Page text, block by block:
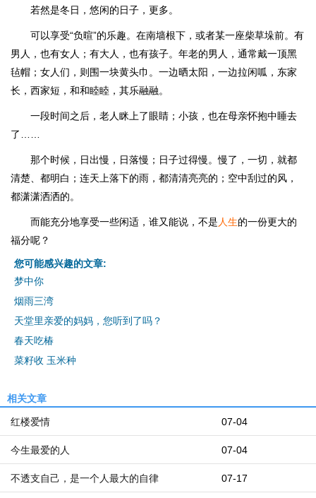
若然是冬日，悠闲的日子，更多。
可以享受“负暄”的乐趣。在南墙根下，或者某一座柴草垛前。有
男人，也有女人；有大人，也有孩子。年老的男人，通常戴一顶黑
毡帽；女人们，则围一块黄头巾。一边晒太阳，一边拉闲呱，东家
长，西家短，和和睦睦，其乐融融。
一段时间之后，老人眯上了眼睛；小孩，也在母亲怀抱中睡去
了……
那个时候，日出慢，日落慢；日子过得慢。慢了，一切，就都
清楚、都明白；连天上落下的雨，都清清亮亮的；空中刮过的风，
都潇潇洒洒的。
而能充分地享受一些闲适，谁又能说，不是 人生的一份更大的
福分呢？
您可能感兴趣的文章:
梦中你
烟雨三湾
天堂里亲爱的妈妈，您听到了吗？
春天吃椿
菜籽收 玉米种
相关文章
07-04
红楼爱情
07-04
今生最爱的人
07-17
不透支自己，是一个人最大的自律